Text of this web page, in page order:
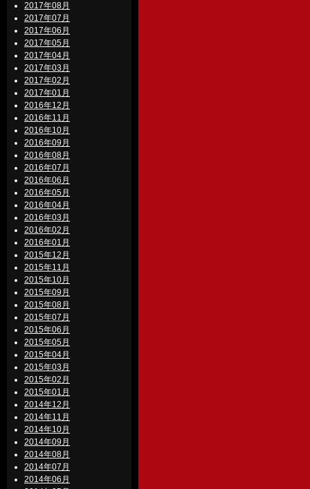
2017年08月
2017年07月
2017年06月
2017年05月
2017年04月
2017年03月
2017年02月
2017年01月
2016年12月
2016年11月
2016年10月
2016年09月
2016年08月
2016年07月
2016年06月
2016年05月
2016年04月
2016年03月
2016年02月
2016年01月
2015年12月
2015年11月
2015年10月
2015年09月
2015年08月
2015年07月
2015年06月
2015年05月
2015年04月
2015年03月
2015年02月
2015年01月
2014年12月
2014年11月
2014年10月
2014年09月
2014年08月
2014年07月
2014年06月